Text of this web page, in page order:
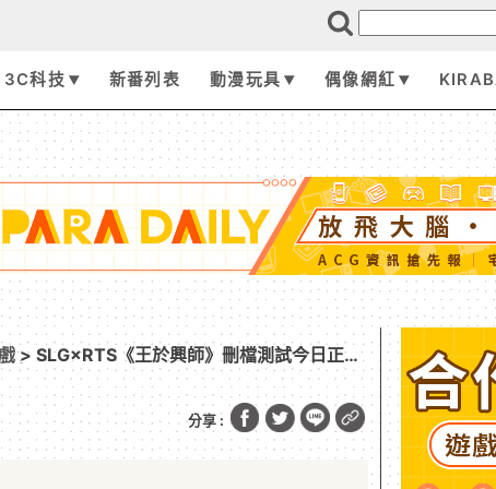
3C科技 新番列表 動漫玩具 偶像網紅
> SLG×RTS《王於興師》刪檔測試今日正式
步公開
分享 :